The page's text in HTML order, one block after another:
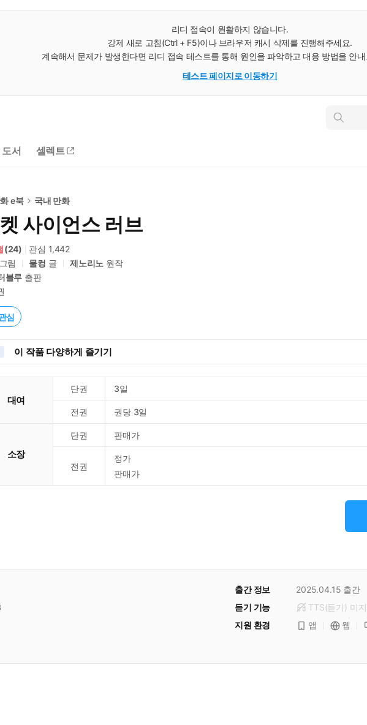
리디 접속이 원활하지 않습니다.
강제 새로 고침(Ctrl + F5)이나 브라우저 캐시 삭제를 진행해주세요.
계속해서 문제가 발생한다면 리디 접속 테스트를 통해 원인을 파악하고 대응 방법을 안
테스트 페이지로 이동하기
인
도서 셀렉트
e북 국내 만화
사이언스 러브
(24) 관심 1,442
림 물컹 글 제노리노 원작
블루 출판
심
이 작품 다양하게 즐기기
대여
단권 3일
전권 권당 3일
소장
단권 판매가
전권
정가
판매가
출간 정보 2025.04.15 출간
듣기 기능
TTS(듣기) 미
지원 환경
앱 웹